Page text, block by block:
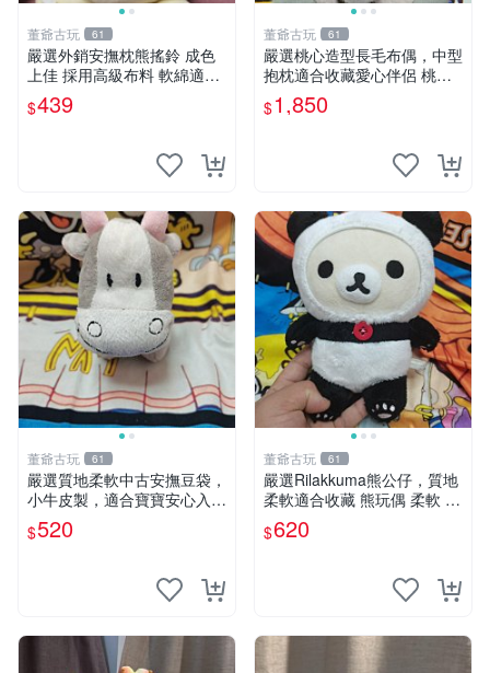
董爺古玩 61
嚴選外銷安撫枕熊搖鈴 成色
上佳 採用高級布料 軟綿適合
收藏 安心選購 安撫枕 熊玩具
搖鈴
$439
董爺古玩 61
嚴選桃心造型長毛布偶，中型
抱枕適合收藏愛心伴侶 桃心
抱枕 布娃娃 猛咬布偶
$1,850
董爺古玩 61
嚴選質地柔軟中古安撫豆袋，
小牛皮製，適合寶寶安心入
眠。 安撫豆袋 小牛皮 寶寶安
撫
$520
董爺古玩 61
嚴選Rilakkuma熊公仔，質地
柔軟適合收藏 熊玩偶 柔軟 公
仔 收藏
$620